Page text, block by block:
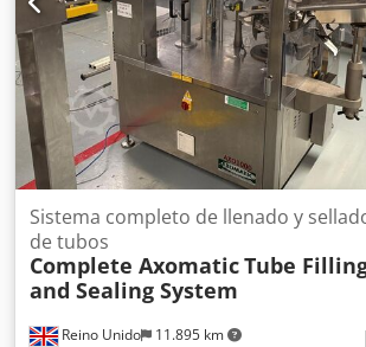
Reino Unido 11.895 km
Sistema completo de llenado y
de tubos
Complete AxomaticTube
and Sealing System